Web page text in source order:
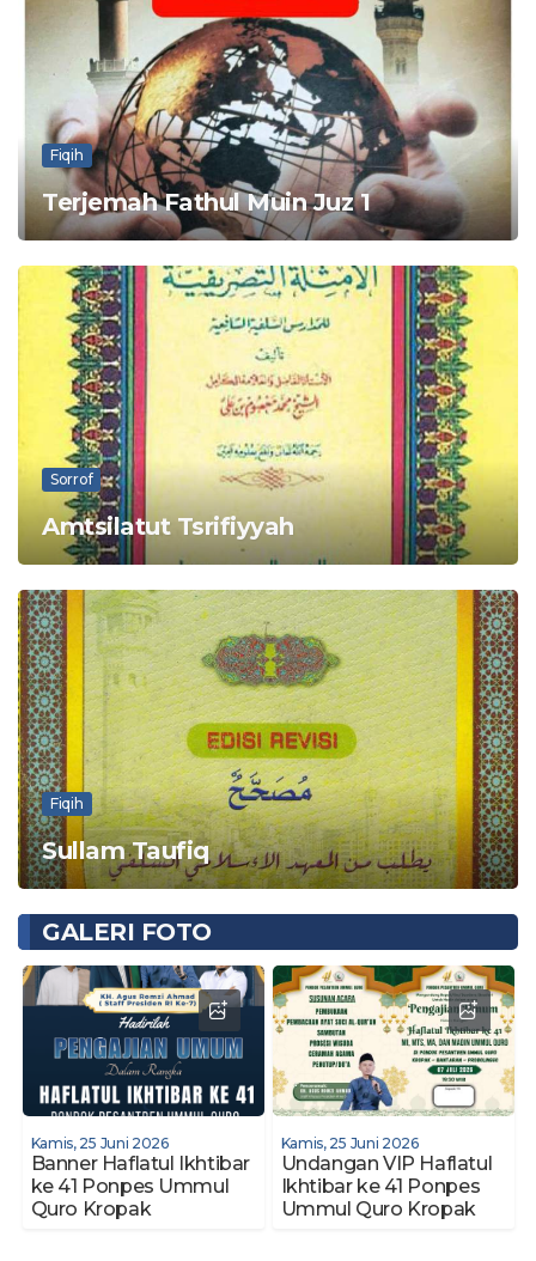
Fiqih
Terjemah Fathul Muin Juz 1
Sorrof
Amtsilatut Tsrifiyyah
Fiqih
Sullam Taufiq
GALERI FOTO
Kamis, 25 Juni 2026
Banner Haflatul Ikhtibar
ke 41 Ponpes Ummul
Quro Kropak
Kamis, 25 Juni 2026
Undangan VIP Haflatul
Ikhtibar ke 41 Ponpes
Ummul Quro Kropak